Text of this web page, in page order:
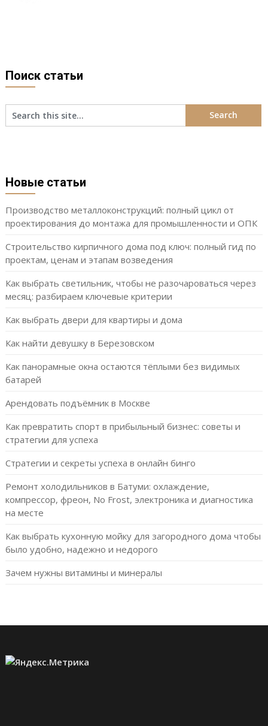
Поиск статьи
Новые статьи
Производство металлоконструкций: полный цикл от
проектирования до монтажа для промышленности и ОПК
Строительство кирпичного дома под ключ: полный гид по
проектам, ценам и этапам возведения
Как выбрать светильник, чтобы не разочароваться через
месяц: разбираем ключевые критерии
Как выбрать двери для квартиры и дома
Как найти девушку в Березовском
Как панорамные окна остаются тёплыми без видимых
батарей
Арендовать подъёмник в Москве
Как превратить спорт в прибыльный бизнес: советы и
стратегии для успеха
Стратегии и секреты успеха в онлайн бинго
Ремонт холодильников в Батуми: охлаждение,
компрессор, фреон, No Frost, электроника и диагностика
на месте
Как выбрать кухонную мойку для загородного дома чтобы
было удобно, надежно и недорого
Зачем нужны витамины и минералы